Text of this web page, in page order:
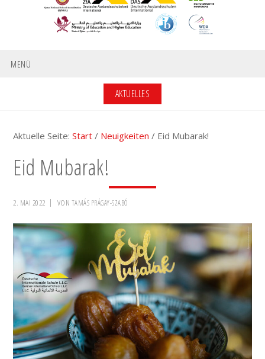
MENÜ
AKTUELLES
Aktuelle Seite:Start / Neuigkeiten / Eid Mubarak!
Eid Mubarak!
2. MAI 2022 VON TAMÁS PRÁGAY-SZABÓ